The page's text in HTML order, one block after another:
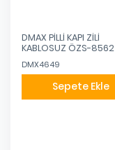
DMAX PİLLİ KAPI ZİLİ
KABLOSUZ ÖZS-8562
DMX4649
Sepete Ekle